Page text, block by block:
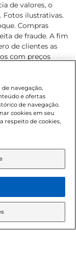
de valores, o
Fotos ilustrativas.
Compras
de fraude. A fim
de clientes as
com preços
exclusivos para
hoje, podendo
a venda
anos, conforme
da Criança e do
para o
on-line é de
direitos
navegação,
e ofertas
de navegação.
cookies em seu
respeito de cookies,